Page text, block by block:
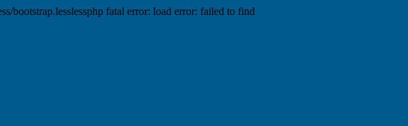
bootstrap.lesslessphp fatal error: load error: failed to find